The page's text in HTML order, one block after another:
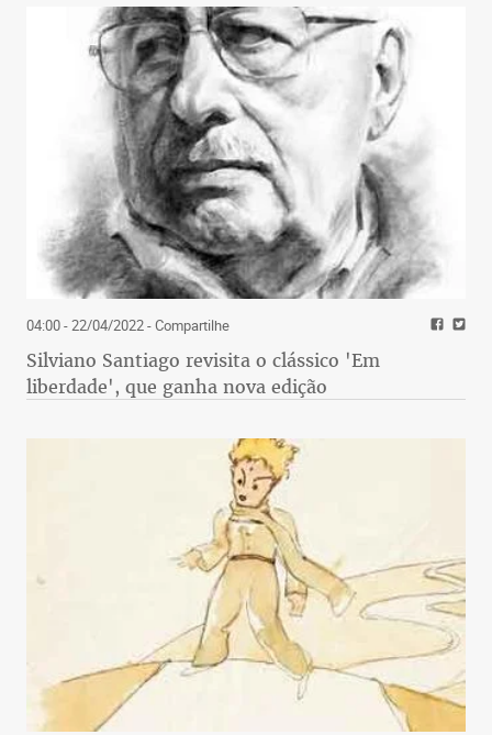
verdade, quando na história do outro, torna-se
refresco (ou esquecimento seletivo).
história do futebol mineiro, Felício Brandi, no seu
exemplo de prezar pela imagem de um clube,
primeiro, teria impedido o surgimento de gente
como Wagner/Itair/Serginho e a permanência de
Thiago Neves até o desastre de 2019. Mas,
generoso, certamente ele também teria alertado a
diretoria do Atlético de Lourdes sobre os efeitos
colaterais dessa obsessão por “cruzeirar”.
04:00 - 22/04/2022- Compartilhe
Silviano Santiago revisita o clássico 'Em
liberdade', que ganha nova edição